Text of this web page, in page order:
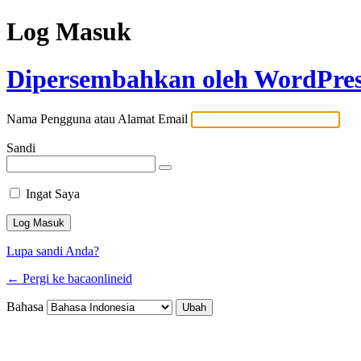
Log Masuk
Dipersembahkan oleh
Nama Pengguna atau Alamat Email
Sandi
Ingat Saya
Lupa sandi Anda?
← Pergi ke bacaonlineid
Bahasa